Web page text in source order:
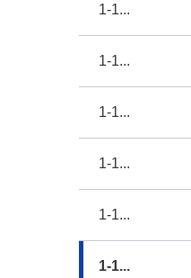
1-1...
1-1...
1-1...
1-1...
1-1...
1-1...